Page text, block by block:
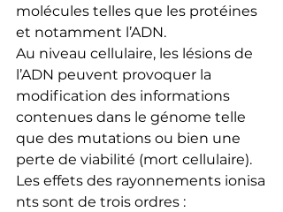
molécules telles que les protéines
et notamment l’ADN.
Au niveau cellulaire, les lésions de
l’ADN peuvent provoquer la
modification des informations
contenues dans le génome telle
que des mutations ou bien une
perte de viabilité (mort cellulaire).
Les effets des rayonnements ionisa
nts sont de trois ordres :